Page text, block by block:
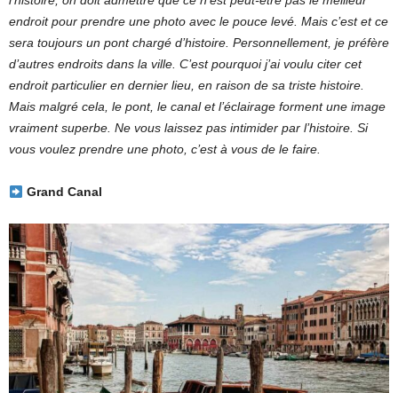
endroit pour prendre une photo avec le pouce levé. Mais c’est et ce
sera toujours un pont chargé d’histoire. Personnellement, je préfère
d’autres endroits dans la ville. C’est pourquoi j’ai voulu citer cet
endroit particulier en dernier lieu, en raison de sa triste histoire.
Mais malgré cela, le pont, le canal et l’éclairage forment une image
vraiment superbe. Ne vous laissez pas intimider par l’histoire. Si
vous voulez prendre une photo, c’est à vous de le faire.
Grand Canal